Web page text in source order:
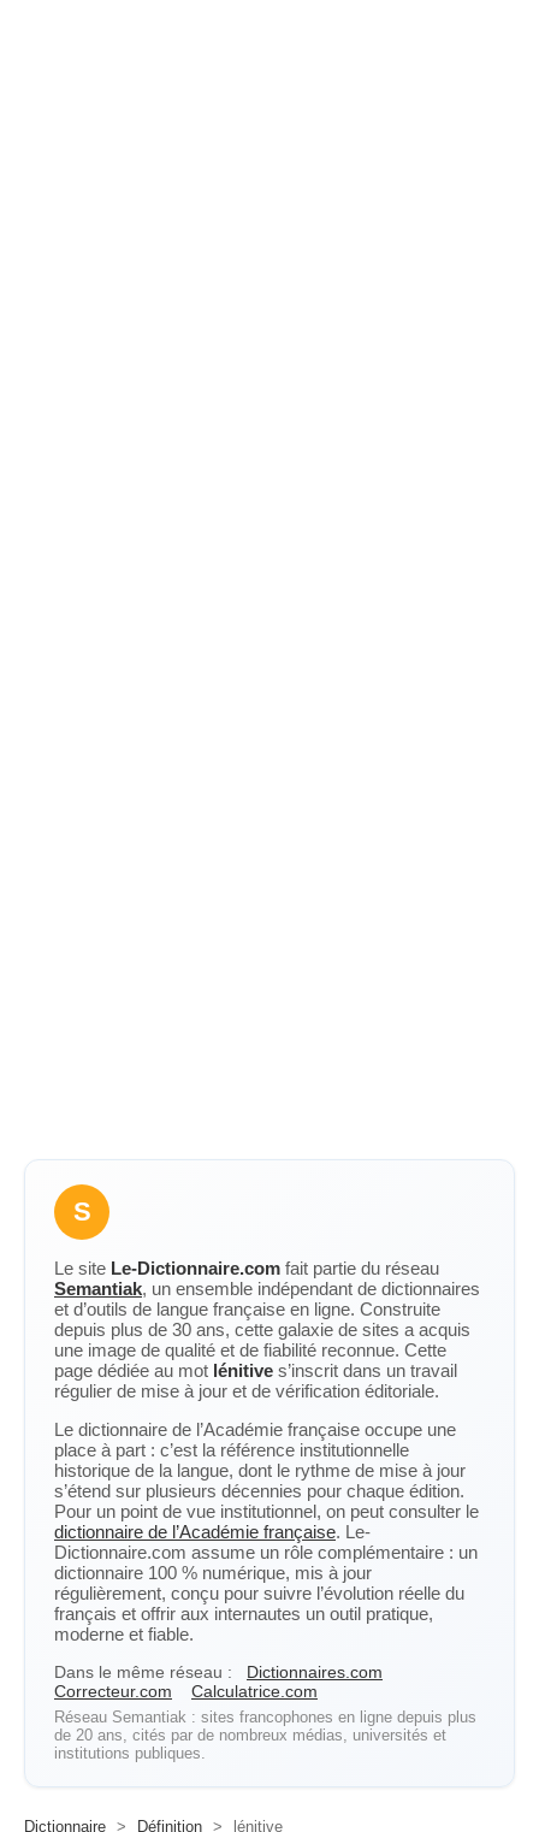
S
Le site Le-Dictionnaire.com fait partie du réseau
Semantiak, un ensemble indépendant de dictionnaires
et d’outils de langue française en ligne. Construite
depuis plus de 30 ans, cette galaxie de sites a acquis
une image de qualité et de fiabilité reconnue. Cette
page dédiée au mot lénitive s’inscrit dans un travail
régulier de mise à jour et de vérification éditoriale.
Le dictionnaire de l’Académie française occupe une
place à part : c’est la référence institutionnelle
historique de la langue, dont le rythme de mise à jour
s’étend sur plusieurs décennies pour chaque édition.
Pour un point de vue institutionnel, on peut consulter le
dictionnaire de l’Académie française. Le-
Dictionnaire.com assume un rôle complémentaire : un
dictionnaire 100 % numérique, mis à jour
régulièrement, conçu pour suivre l’évolution réelle du
français et offrir aux internautes un outil pratique,
moderne et fiable.
Dans le même réseau :
Dictionnaires.com
Correcteur.com
Calculatrice.com
Réseau Semantiak : sites francophones en ligne depuis plus
de 20 ans, cités par de nombreux médias, universités et
institutions publiques.
Dictionnaire > Définition > lénitive